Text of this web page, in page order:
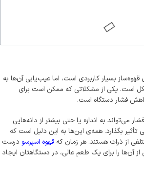
قهوه‌ساز بسیار کاربردی است، اما عیب‌یابی آن‌ها به
است. یکی از مشکلاتی که ممکن است برای
فشار دستگاه است.
می‌تواند به اندازه یا حتی بیشتر از دانه‌هایی
بگذارد. همه‌ی این‌ها به این دلیل است که
از ذرات هستند. هر زمان که قهوه اسپرسو درست
از آن‌ها را برای یک طعم عالی، در دستگاهتان ایجاد